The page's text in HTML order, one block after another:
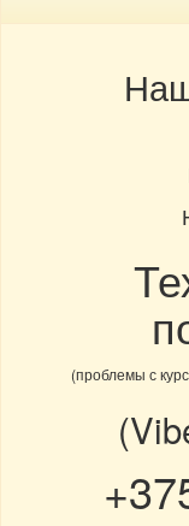
(проблемы с